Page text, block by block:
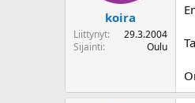
a
l
v
ä
koira
Liittynyt
29.3.2004
Sijainti
Oulu